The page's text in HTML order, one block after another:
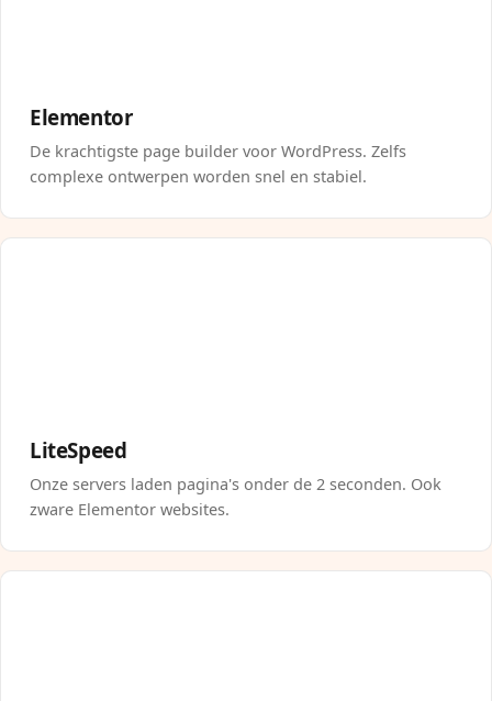
Elementor
De krachtigste page builder voor WordPress. Zelfs
complexe ontwerpen worden snel en stabiel.
LiteSpeed
Onze servers laden pagina's onder de 2 seconden. Ook
zware Elementor websites.